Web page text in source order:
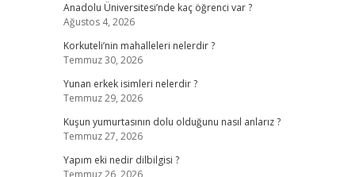
Anadolu Üniversitesi’nde kaç öğrenci var ?
Ağustos 4, 2026
Korkuteli’nin mahalleleri nelerdir ?
Temmuz 30, 2026
Yunan erkek isimleri nelerdir ?
Temmuz 29, 2026
Kuşun yumurtasının dolu olduğunu nasıl anlarız ?
Temmuz 27, 2026
Yapım eki nedir dilbilgisi ?
Temmuz 26, 2026